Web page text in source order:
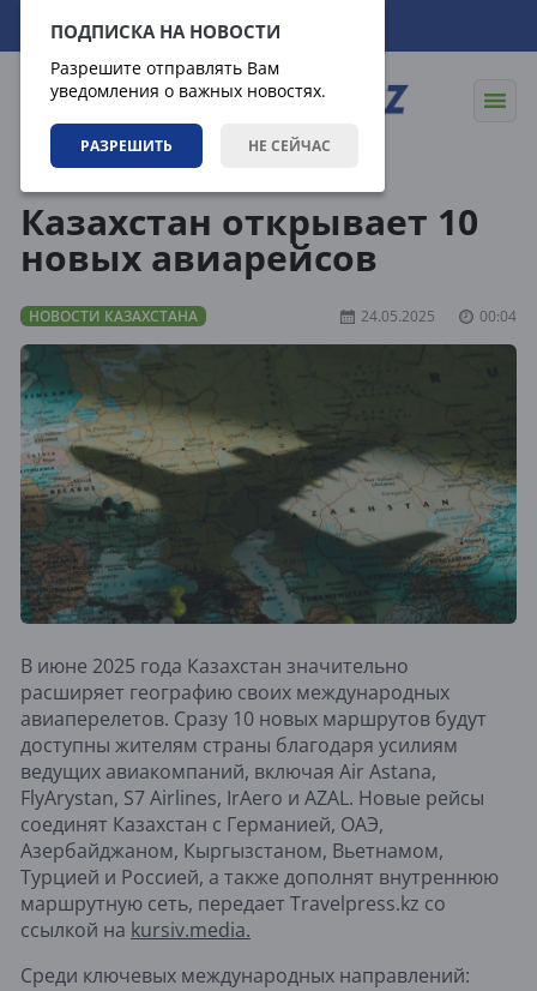
ПОДПИСКА НА НОВОСТИ
Разрешите отправлять Вам
уведомления о важных новостях.
РАЗРЕШИТЬ НЕ СЕЙЧАС
07.08.2026 03:37:00
Казахстан открывает 10
новых авиарейсов
НОВОСТИ КАЗАХСТАНА 24.05.2025 00:04
В июне 2025 года Казахстан значительно
расширяет географию своих международных
авиаперелетов. Сразу 10 новых маршрутов будут
доступны жителям страны благодаря усилиям
ведущих авиакомпаний, включая Air Astana,
FlyArystan, S7 Airlines, IrAero и AZAL. Новые рейсы
соединят Казахстан с Германией, ОАЭ,
Азербайджаном, Кыргызстаном, Вьетнамом,
Турцией и Россией, а также дополнят внутреннюю
маршрутную сеть, передает Travelpress.kz со
ссылкой на kursiv.media.
Среди ключевых международных направлений: